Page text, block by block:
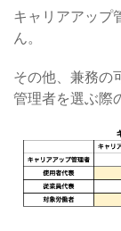
キャリアアップ
ん。
その他、兼務の
管理者を選ぶ際